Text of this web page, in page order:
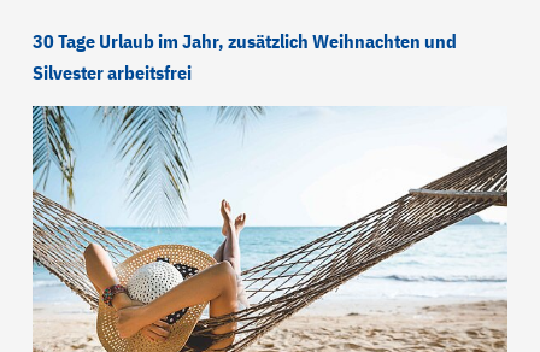
30 Tage Urlaub im Jahr, zusätzlich Weihnachten und
Silvester arbeitsfrei